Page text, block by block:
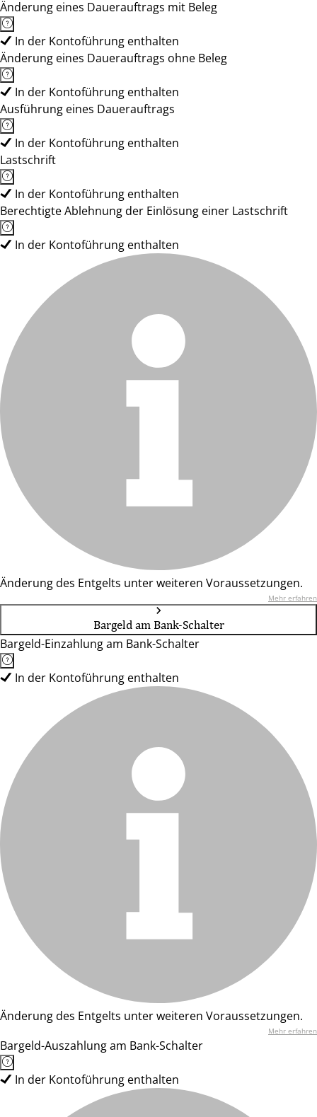
Änderung eines Dauerauftrags mit Beleg
In der Kontoführung enthalten
Änderung eines Dauerauftrags ohne Beleg
In der Kontoführung enthalten
Ausführung eines Dauerauftrags
In der Kontoführung enthalten
Lastschrift
In der Kontoführung enthalten
Berechtigte Ablehnung der Einlösung einer Lastschrift
In der Kontoführung enthalten
Änderung des Entgelts unter weiteren Voraussetzungen.
Mehr erfahren
Bargeld am Bank-Schalter
Bargeld-Einzahlung am Bank-Schalter
In der Kontoführung enthalten
Änderung des Entgelts unter weiteren Voraussetzungen.
Mehr erfahren
Bargeld-Auszahlung am Bank-Schalter
In der Kontoführung enthalten